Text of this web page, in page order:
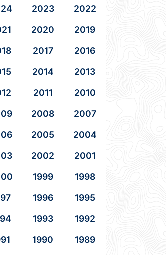
2023
2022
2020
2019
2017
2016
2014
2013
2011
2010
2008
2007
2005
2004
2002
2001
1999
1998
1996
1995
1993
1992
1990
1989